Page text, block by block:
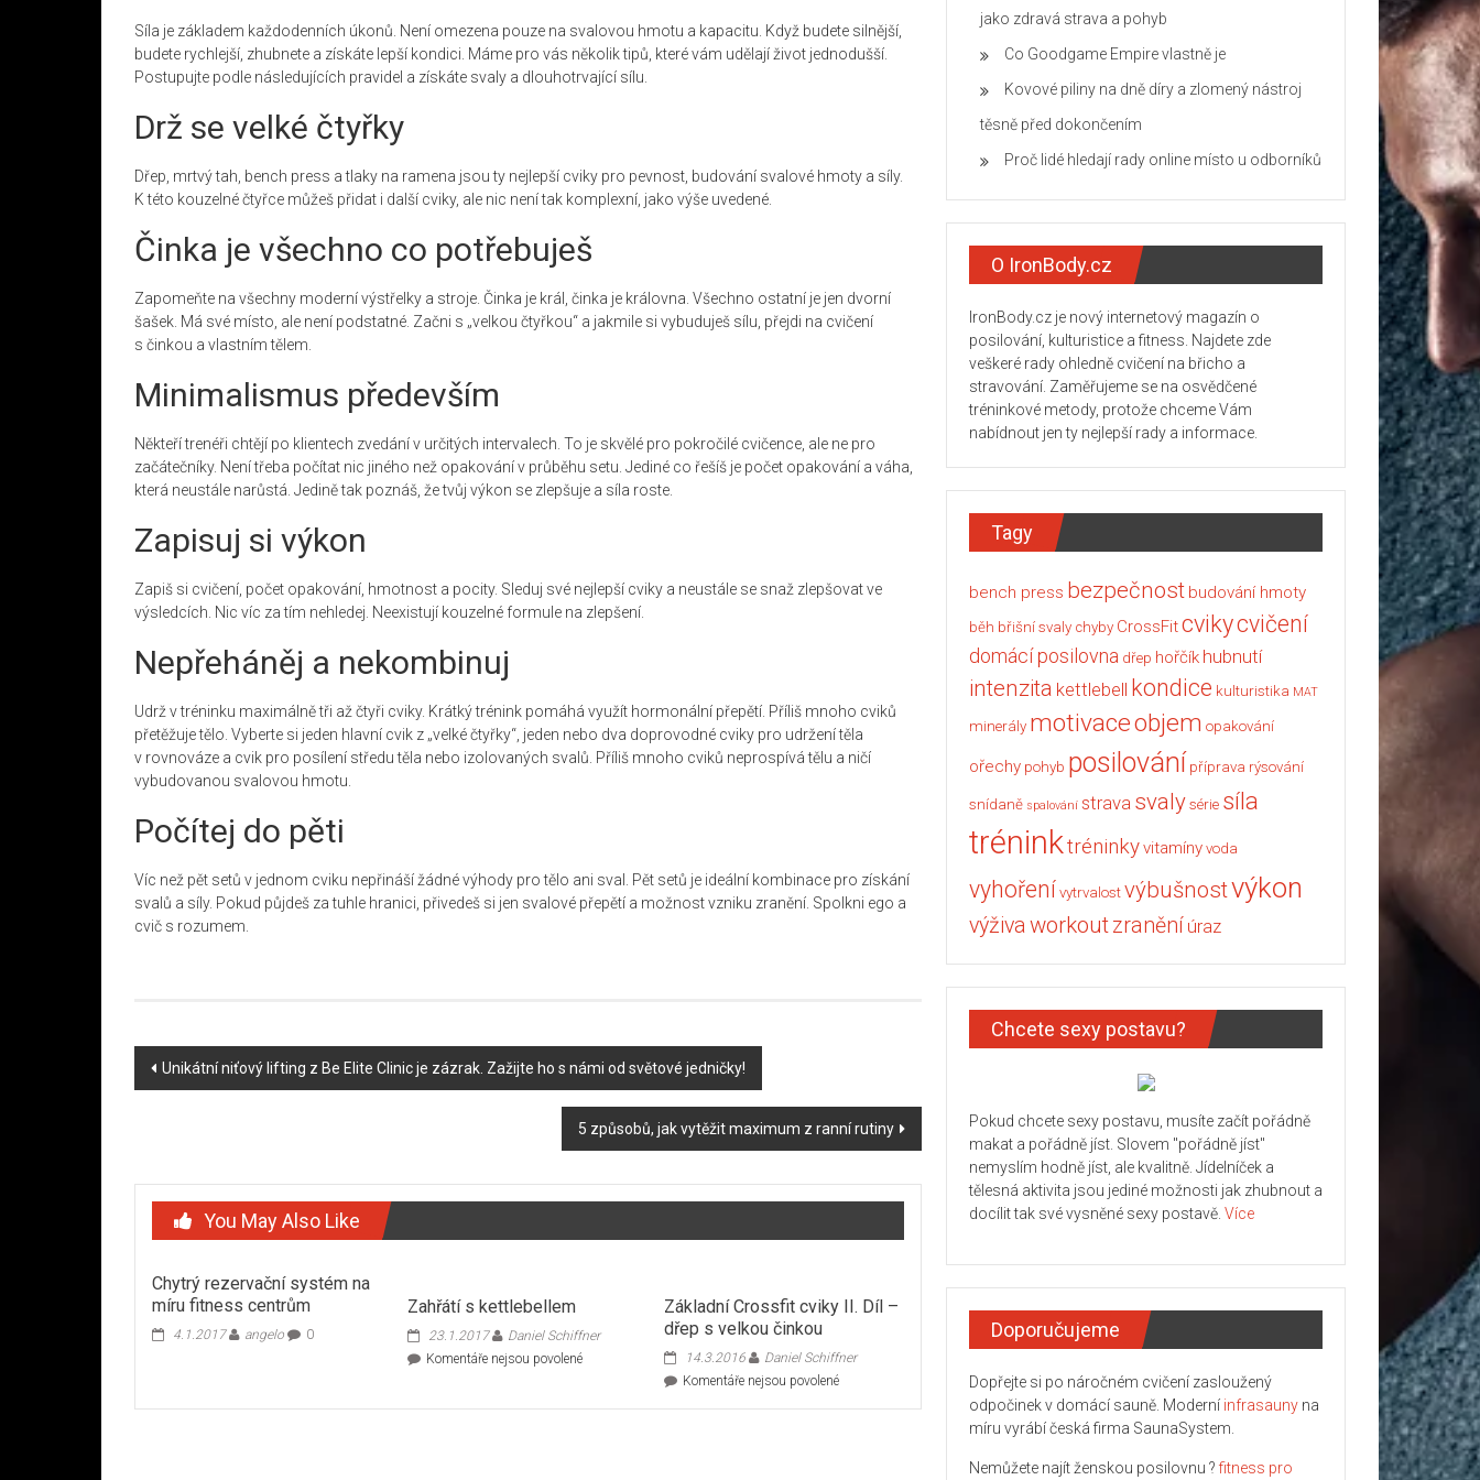
Síla je základem každodenních úkonů. Není omezena pouze na svalovou hmotu a kapacitu. Když budete silnější,
budete rychlejší, zhubnete a získáte lepší kondici. Máme pro vás několik tipů, které vám udělají život jednodušší.
Postupujte podle následujících pravidel a získáte svaly a dlouhotrvající sílu.
Drž se velké čtyřky
Dřep, mrtvý tah, bench press a tlaky na ramena jsou ty nejlepší cviky pro pevnost, budování svalové hmoty a síly.
K této kouzelné čtyřce můžeš přidat i další cviky, ale nic není tak komplexní, jako výše uvedené.
Činka je všechno co potřebuješ
Zapomeňte na všechny moderní výstřelky a stroje. Činka je král, činka je královna. Všechno ostatní je jen dvorní
šašek. Má své místo, ale není podstatné. Začni s „velkou čtyřkou“ a jakmile si vybuduješ sílu, přejdi na cvičení
s činkou a vlastním tělem.
Minimalismus především
Někteří trenéři chtějí po klientech zvedání v určitých intervalech. To je skvělé pro pokročilé cvičence, ale ne pro
začátečníky. Není třeba počítat nic jiného než opakování v průběhu setu. Jediné co řešíš je počet opakování a váha,
která neustále narůstá. Jedině tak poznáš, že tvůj výkon se zlepšuje a síla roste.
Zapisuj si výkon
Zapiš si cvičení, počet opakování, hmotnost a pocity. Sleduj své nejlepší cviky a neustále se snaž zlepšovat ve
výsledcích. Nic víc za tím nehledej. Neexistují kouzelné formule na zlepšení.
Nepřeháněj a nekombinuj
Udrž v tréninku maximálně tři až čtyři cviky. Krátký trénink pomáhá využít hormonální přepětí. Příliš mnoho cviků
přetěžuje tělo. Vyberte si jeden hlavní cvik z „velké čtyřky“, jeden nebo dva doprovodné cviky pro udržení těla
v rovnováze a cvik pro posílení středu těla nebo izolovaných svalů. Příliš mnoho cviků neprospívá tělu a ničí
vybudovanou svalovou hmotu.
Počítej do pěti
Víc než pět setů v jednom cviku nepřináší žádné výhody pro tělo ani sval. Pět setů je ideální kombinace pro získání
svalů a síly. Pokud půjdeš za tuhle hranici, přivedeš si jen svalové přepětí a možnost vzniku zranění. Spolkni ego a
cvič s rozumem.
Post
Unikátní niťový lifting z Be Elite Clinic je zázrak. Zažijte ho s námi od světové jedničky!
5 způsobů, jak vytěžit maximum z ranní rutiny
You May Also Like
Chytrý rezervační systém na
míru fitness centrům
4.1.2017 angelo 0
Zahřátí s kettlebellem
23.1.2017
Daniel Schiffner
Komentáře nejsou povolenéu
Základní Crossfit cviky II. Díl –
dřep s velkou činkou
14.3.2016
Daniel Schiffner
Komentáře nejsou povolenéu
jako zdravá strava a pohyb
Co Goodgame Empire vlastně je
Kovové piliny na dně díry a zlomený nástroj
těsně před dokončením
Proč lidé hledají rady online místo u odborníků
O IronBody.cz
IronBody.cz je nový internetový magazín o
posilování, kulturistice a fitness. Najdete zde
veškeré rady ohledně cvičení na břicho a
stravování. Zaměřujeme se na osvědčené
tréninkové metody, protože chceme Vám
nabídnout jen ty nejlepší rady a informace.
Tagy
bench press bezpečnost budování hmoty
běh břišní svaly chyby CrossFitcvikycvičení
domácí posilovna dřep hořčík hubnutí
intenzita kettlebell kondice kulturistika MAT
minerály motivaceobjem opakování
ořechy pohyb posilování příprava rýsování
snídaně spalování strava svaly série síla
tréninktréninkyvitamíny voda
vyhoření vytrvalost výbušnostvýkon
výživaworkoutzranění úraz
Chcete sexy postavu?
Pokud chcete sexy postavu, musíte začít pořádně
makat a pořádně jíst. Slovem "pořádně jíst"
nemyslím hodně jíst, ale kvalitně. Jídelníček a
tělesná aktivita jsou jediné možnosti jak zhubnout a
docílit tak své vysněné sexy postavě. Více
Doporučujeme
Dopřejte si po náročném cvičení zasloužený
odpočinek v domácí sauně. Moderní infrasauny na
míru vyrábí česká firma SaunaSystem.
Nemůžete najít ženskou posilovnu ?fitness pro